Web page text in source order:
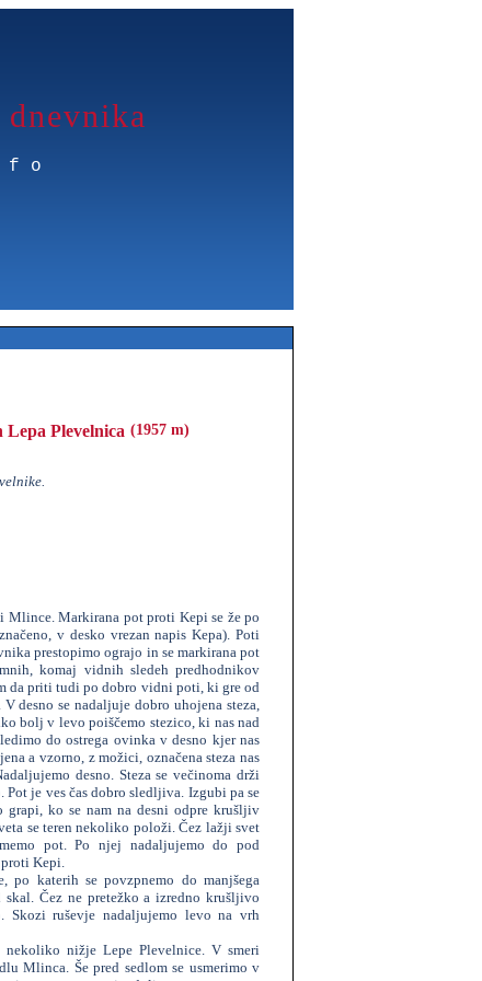
Lepa Plevelnica (1957 m)
Mlince. Markirana pot proti Kepi se že po
v desko vrezan napis Kepa). Poti
prestopimo ograjo in se markirana pot
komaj vidnih sledeh predhodnikov
da priti tudi po dobro vidni poti, ki gre od
desno se nadaljuje dobro uhojena steza,
bolj v levo poiščemo stezico, ki nas nad
do ostrega ovinka v desno kjer nas
a vzorno, z možici, označena steza nas
desno. Steza se večinoma drži
je ves čas dobro sledljiva. Izgubi pa se
ko se nam na desni odpre krušljiv
se teren nekoliko položi. Čez lažji svet
pot. Po njej nadaljujemo do pod
Kepi.
po katerih se povzpnemo do manjšega
Čez ne pretežko a izredno krušljivo
Skozi ruševje nadaljujemo levo na vrh
nekoliko nižje Lepe Plevelnice. V smeri
Mlinca. Še pred sedlom se usmerimo v